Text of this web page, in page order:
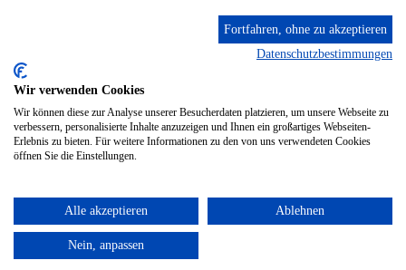
Kontakt
Fröhnstr. 4-8, 66954 Pirmasens
Diese E-Mail-Adresse ist vor Spambots geschützt! Zur
Anzeige muss JavaScript eingeschaltet sein.
Mobil: + 49 (0) 176/84 62 18 86
© 2024 Stileben. Alle Rechte reserviert
Fortfahren, ohne zu akzeptieren
Datenschutzbestimmungen
Wir verwenden Cookies
Wir können diese zur Analyse unserer Besucherdaten platzieren, um unsere Webseite zu
verbessern, personalisierte Inhalte anzuzeigen und Ihnen ein großartiges Webseiten-
Erlebnis zu bieten. Für weitere Informationen zu den von uns verwendeten Cookies
öffnen Sie die Einstellungen.
Alle akzeptieren Ablehnen
Nein, anpassen